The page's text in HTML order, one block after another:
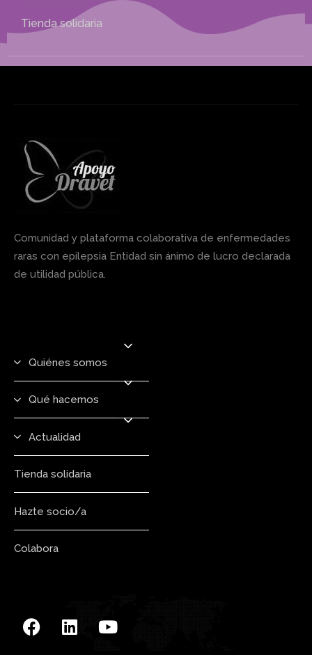
Tienda solidaria
Comunidad y plataforma colaborativa de enfermedades
raras con epilepsia Entidad sin ánimo de lucro declarada
de utilidad pública.
Quiénes somos
Qué hacemos
Actualidad
Tienda solidaria
Hazte socio/a
Colabora